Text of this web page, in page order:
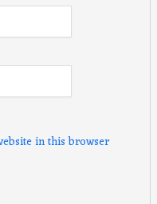
in this browser